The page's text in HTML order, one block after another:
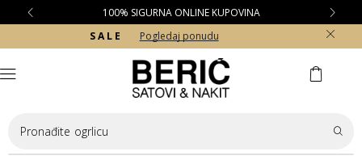
100% SIGURNA ONLINE KUPOVINA
S A L E
Pogledaj ponudu
Pronađite ogrlicu